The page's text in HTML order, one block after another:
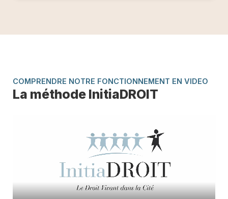
COMPRENDRE NOTRE FONCTIONNEMENT EN VIDEO
La méthode InitiaDROIT